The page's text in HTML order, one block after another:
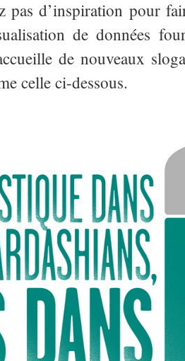
pas d’inspiration pour
de données
de nouveaux
celle ci-dessous.